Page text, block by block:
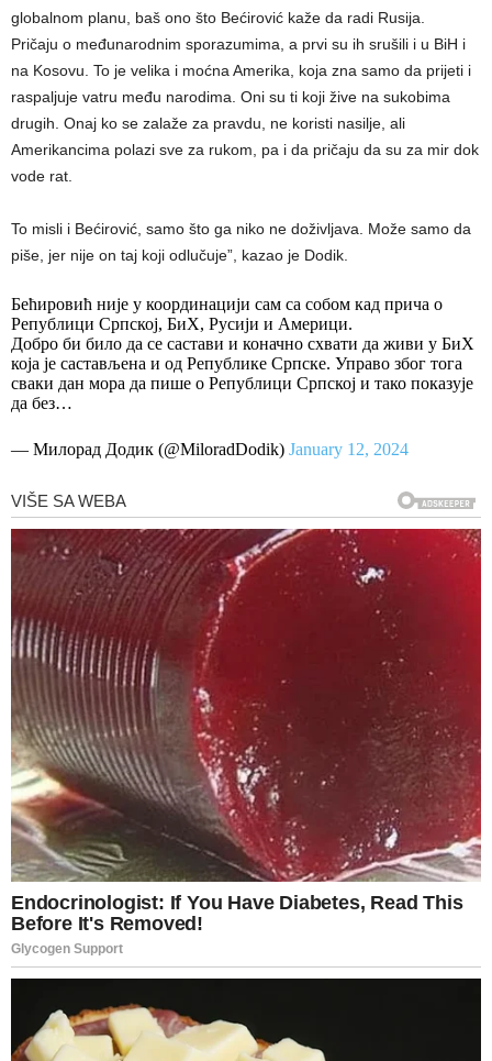
globalnom planu, baš ono što Bećirović kaže da radi Rusija.
Pričaju o međunarodnim sporazumima, a prvi su ih srušili i u BiH i
na Kosovu. To je velika i moćna Amerika, koja zna samo da prijeti i
raspaljuje vatru među narodima. Oni su ti koji žive na sukobima
drugih. Onaj ko se zalaže za pravdu, ne koristi nasilje, ali
Amerikancima polazi sve za rukom, pa i da pričaju da su za mir dok
vode rat.
To misli i Bećirović, samo što ga niko ne doživljava. Može samo da
piše, jer nije on taj koji odlučuje”, kazao je Dodik.
Бећировић није у координацији сам са собом кад прича о
Републици Српској, БиХ, Русији и Америци.
Добро би било да се састави и коначно схвати да живи у БиХ
која је састављена и oд Републике Српске. Управо због тога
сваки дан мора да пише о Републици Српској и тако показује
да без…
— Милорад Додик (@MiloradDodik) January 12, 2024